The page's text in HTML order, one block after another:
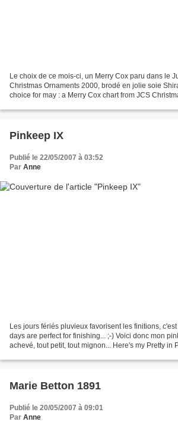
Le choix de ce mois-ci, un Merry Cox paru dans le
Christmas Ornaments 2000, brodé en jolie soie
choice for may : a Merry Cox chart from JCS
Pinkeep IX
Publié le 22/05/2007 à 03:52
Par Anne
Les jours fériés pluvieux favorisent les finitions,
days are perfect for finishing... ;-) Voici donc mon
achevé, tout petit, tout mignon... Here's my Pretty in
Marie Betton 1891
Publié le 20/05/2007 à 09:01
Par Anne